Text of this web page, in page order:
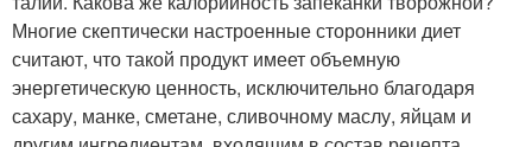
Многие скептически настроенные сторонники диет
считают, что такой продукт имеет объемную
энергетическую ценность, исключительно благодаря
сахару, манке, сметане, сливочному маслу, яйцам и